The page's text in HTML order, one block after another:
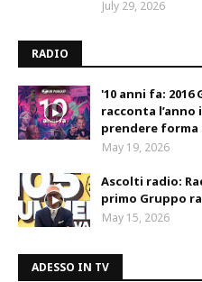
July 29, 2026
RADIO
'10 anni fa:
racconta
prendere forma
May 19, 2026
Ascolti radio:
primo Gruppo
May 15, 2026
ADESSO IN TV